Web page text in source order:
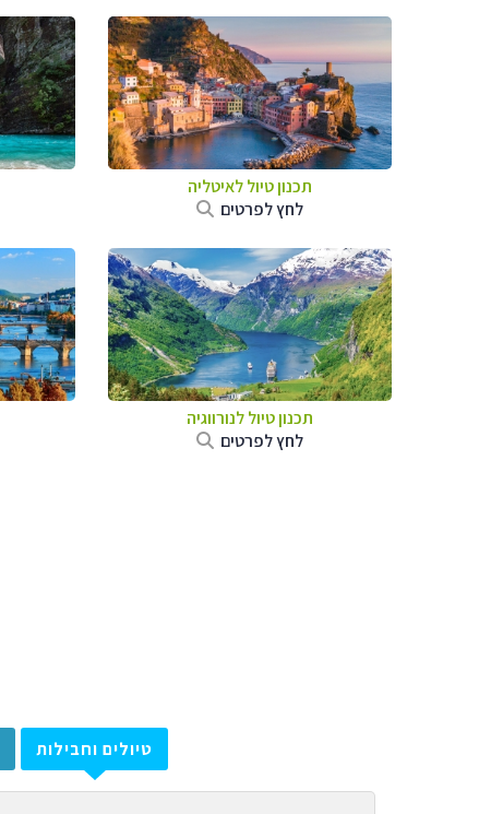
תכנון טיול לאיטליה
לחץ לפרטים
תכנון טיול לנורווגיה
לחץ לפרטים
טיולים וחבילות